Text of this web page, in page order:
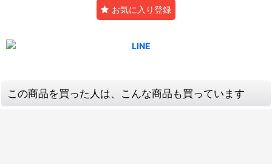
お気に入り登録
この商品を買った人は、こんな商品も買っています